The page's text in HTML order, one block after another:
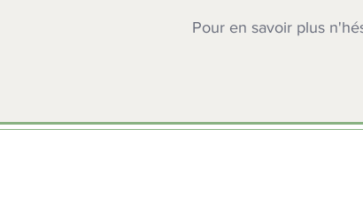
Pour en savoir plus